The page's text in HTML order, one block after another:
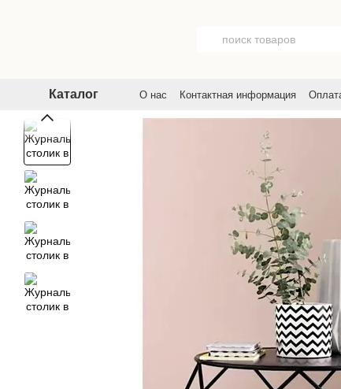
Каталог О нас Контактная информация